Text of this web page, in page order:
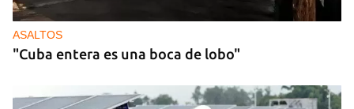
ASALTOS
"Cuba entera es una boca de lobo"